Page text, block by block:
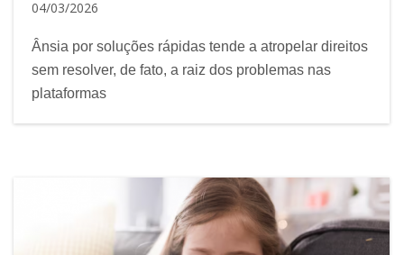
04/03/2026
Ânsia por soluções rápidas tende a atropelar direitos
sem resolver, de fato, a raiz dos problemas nas
plataformas